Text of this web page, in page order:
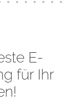
E-
für Ihr